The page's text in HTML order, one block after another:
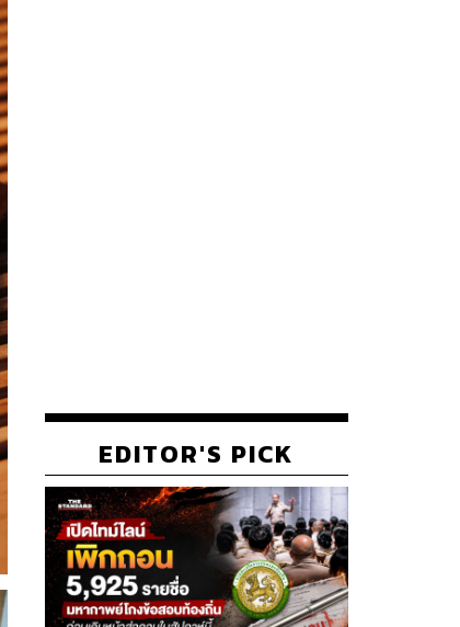
EDITOR'S PICK